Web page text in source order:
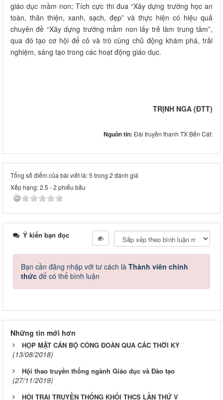
giáo dục mầm non; Tích cực thi đua “Xây dựng trường học an
toàn, thân thiện, xanh, sạch, đẹp” và thực hiện có hiệu quả
chuyên đề “Xây dựng trường mầm non lấy trẻ làm trung tâm”,
qua đó tạo cơ hội để cô và trò cùng chủ động khám phá, trải
nghiệm, sáng tạo trong các hoạt động giáo dục.
TRỊNH NGA (ĐTT)
Nguồn tin: Đài truyền thanh TX Bến Cát:
Tổng số điểm của bài viết là: 5 trong 2 đánh giá
Xếp hạng:2.5 -2 phiếu bầu
Ý kiến bạn đọc
Bạn cần đăng nhập với tư cách là Thành viên chính
thức để có thể bình luận
Những tin mới hơn
HỌP MẶT CÁN BỘ CÔNG ĐOÀN QUA CÁC THỜI KỲ
(13/08/2018)
Hội thao truyền thống ngành Giáo dục và Đào tạo
(27/11/2019)
HỘI TRẠI TRUYỀN THỐNG KHỐI THCS LẦN THỨ V